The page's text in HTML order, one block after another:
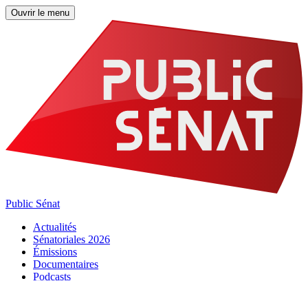
Ouvrir le menu
Public Sénat
Actualités
Sénatoriales 2026
Émissions
Documentaires
Podcasts